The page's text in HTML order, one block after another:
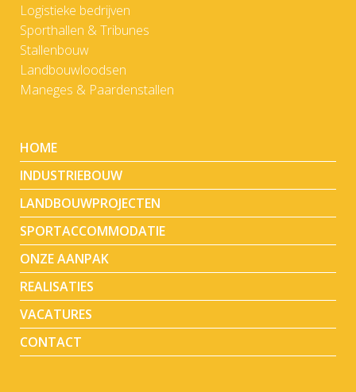
Logistieke bedrijven
Sporthallen & Tribunes
Stallenbouw
Landbouwloodsen
Maneges & Paardenstallen
HOME
INDUSTRIEBOUW
LANDBOUWPROJECTEN
SPORTACCOMMODATIE
ONZE AANPAK
REALISATIES
VACATURES
CONTACT